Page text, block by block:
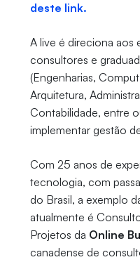
deste link.
A live é direciona aos
consultores e
(Engenharias,
Arquitetura,
Contabilidade, entre
implementar gestão
Com 25 anos de
tecnologia, com
do Brasil, a exemplo
atualmente é
Projetos da Online
canadense de